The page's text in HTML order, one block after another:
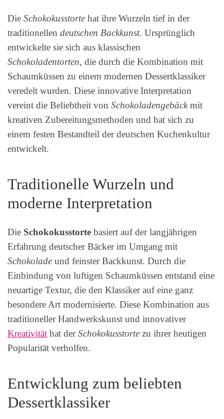
Die Schokokusstorte hat ihre Wurzeln tief in der
traditionellen deutschen Backkunst. Ursprünglich
entwickelte sie sich aus klassischen
Schokoladentorten, die durch die Kombination mit
Schaumküssen zu einem modernen Dessertklassiker
veredelt wurden. Diese innovative Interpretation
vereint die Beliebtheit von Schokoladengebäckmit
kreativen Zubereitungsmethoden und hat sich zu
einem festen Bestandteil der deutschen Kuchenkultur
entwickelt.
Traditionelle Wurzeln und
moderne Interpretation
Die Schokokusstorte basiert auf der langjährigen
Erfahrung deutscher Bäcker im Umgang mit
Schokolade und feinster Backkunst. Durch die
Einbindung von luftigen Schaumküssen entstand eine
neuartige Textur, die den Klassiker auf eine ganz
besondere Art modernisierte. Diese Kombination aus
traditioneller Handwerkskunst und innovativer
Kreativität hat derSchokokusstorte zu ihrer heutigen
Popularität verholfen.
Entwicklung zum beliebten
Dessertklassiker